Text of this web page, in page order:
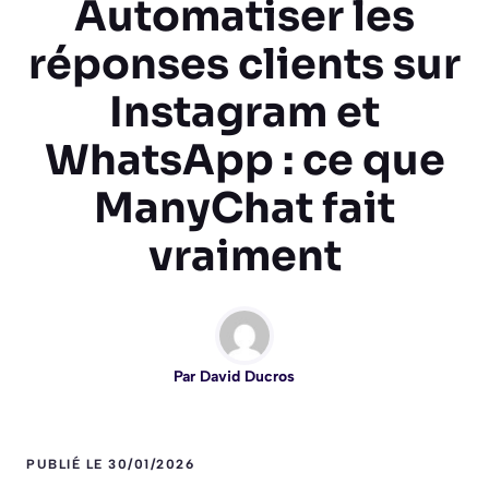
Automatiser les
réponses clients sur
Instagram et
WhatsApp : ce que
ManyChat fait
vraiment
Par David Ducros
PUBLIÉ LE 30/01/2026